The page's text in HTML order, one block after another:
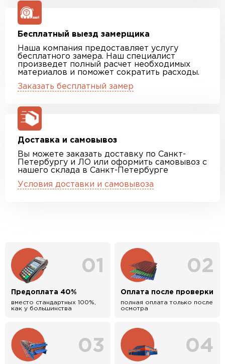
Бесплатный выезд замерщика
Наша компания предоставляет услугу
бесплатного замера. Наш специалист
произведет полный расчет необходимых
материалов и поможет сократить расходы.
Заказать бесплатный замер
Доставка и самовывоз
Вы можете заказать доставку по Санкт-
Петербургу и ЛО или оформить самовывоз с
нашего склада в Санкт-Петербурге
Условия доставки и самовывоза
01
Предоплата 40%
вместо стандартных 100%,
как у большинства
02
Оплата после проверки
полная оплата только после
осмотра
03 04